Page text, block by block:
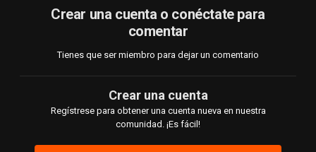
Crear una cuenta o conéctate para
comentar
Tienes que ser miembro para dejar un comentario
Crear una cuenta
Regístrese para obtener una cuenta nueva en nuestra
comunidad. ¡Es fácil!